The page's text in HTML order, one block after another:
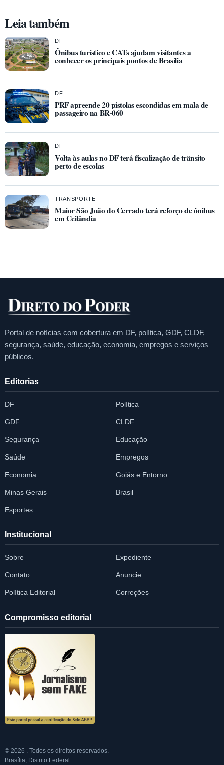
Leia também
DF
Ônibus turístico e CATs ajudam visitantes a
conhecer os principais pontos de Brasília
DF
PRF apreende 20 pistolas escondidas em mala de
passageiro na BR-060
DF
Volta às aulas no DF terá fiscalização de trânsito
perto de escolas
TRANSPORTE
Maior São João do Cerrado terá reforço de ônibus
em Ceilândia
Portal de notícias com cobertura em DF, política, GDF, CLDF,
segurança, saúde, educação, economia, empregos e serviços
públicos.
Editorias
DF Política
GDF CLDF
Segurança Educação
Saúde Empregos
Economia Goiás e Entorno
Minas Gerais Brasil
Esportes
Institucional
Sobre Expediente
Contato Anuncie
Política Editorial Correções
Compromisso editorial
© 2026 . Todos os direitos reservados.
Brasília, Distrito Federal